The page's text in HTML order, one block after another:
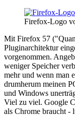
Firefox-Logo
Mit Firefox 57
Pluginarchitektur
vorgenommen.
weniger Speicher
mehr und wenn man
drumherum meinen
und Windows
Viel zu viel. Google
als Chrome braucht -